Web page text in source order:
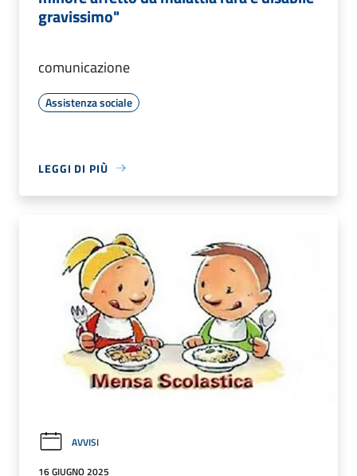
gravissimo"
comunicazione
Assistenza sociale
LEGGI DI PIÙ
AVVISI
16 GIUGNO 2025